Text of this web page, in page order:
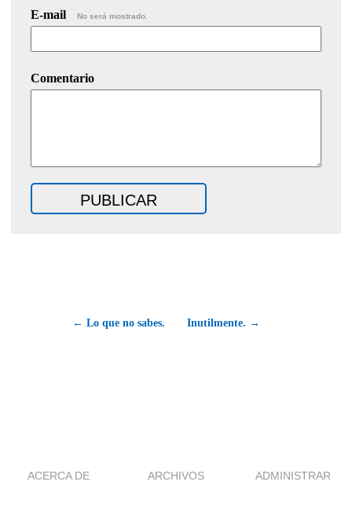
E-mail No será mostrado.
Comentario
← Lo que no sabes. Inutilmente. →
ACERCA DE ARCHIVOS ADMINISTRAR